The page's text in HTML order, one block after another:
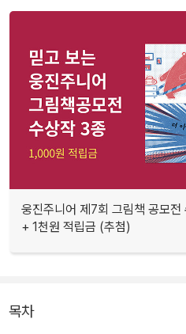
웅진주니어 제7회 그림책 공모전
+ 1천원 적립금 (추첨)
목차